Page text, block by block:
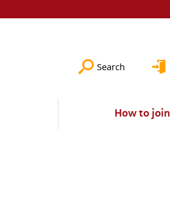
Search
How to join